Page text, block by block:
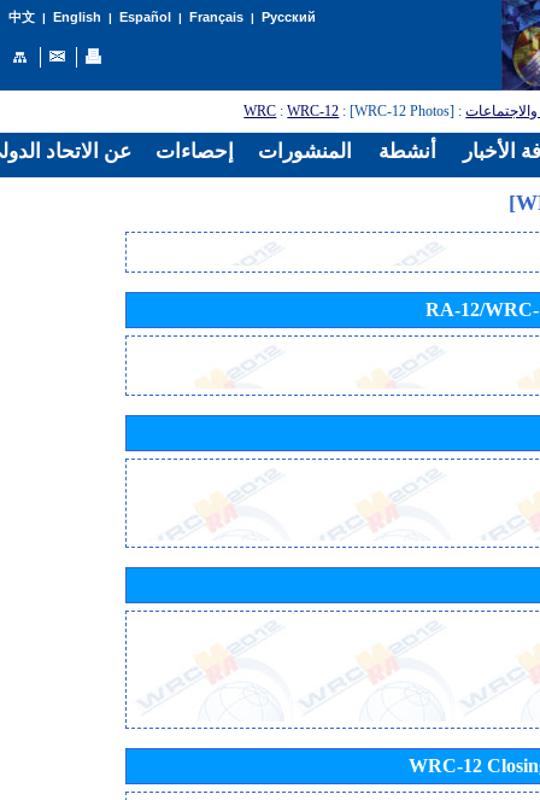
中文| English | Español | Français| Русский
:
WRC :WRC-12 : [WRC-12 Photos]
RA-12/WRC-
WRC-12
عن الاتحاد إحصاءات المنشورات أنشطة الأخبار